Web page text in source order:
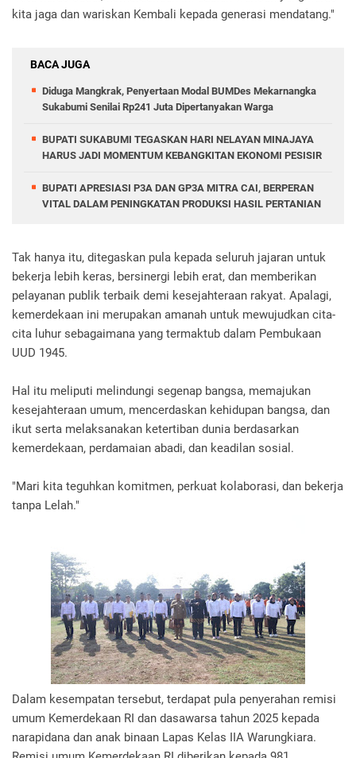
kita jaga dan wariskan Kembali kepada generasi mendatang."
BACA JUGA
Diduga Mangkrak, Penyertaan Modal BUMDes Mekarnangka
Sukabumi Senilai Rp241 Juta Dipertanyakan Warga
BUPATI SUKABUMI TEGASKAN HARI NELAYAN MINAJAYA
HARUS JADI MOMENTUM KEBANGKITAN EKONOMI PESISIR
BUPATI APRESIASI P3A DAN GP3A MITRA CAI, BERPERAN
VITAL DALAM PENINGKATAN PRODUKSI HASIL PERTANIAN
Tak hanya itu, ditegaskan pula kepada seluruh jajaran untuk
bekerja lebih keras, bersinergi lebih erat, dan memberikan
pelayanan publik terbaik demi kesejahteraan rakyat. Apalagi,
kemerdekaan ini merupakan amanah untuk mewujudkan cita-
cita luhur sebagaimana yang termaktub dalam Pembukaan
UUD 1945.
Hal itu meliputi melindungi segenap bangsa, memajukan
kesejahteraan umum, mencerdaskan kehidupan bangsa, dan
ikut serta melaksanakan ketertiban dunia berdasarkan
kemerdekaan, perdamaian abadi, dan keadilan sosial.
"Mari kita teguhkan komitmen, perkuat kolaborasi, dan bekerja
tanpa Lelah."
Dalam kesempatan tersebut, terdapat pula penyerahan remisi
umum Kemerdekaan RI dan dasawarsa tahun 2025 kepada
narapidana dan anak binaan Lapas Kelas IIA Warungkiara.